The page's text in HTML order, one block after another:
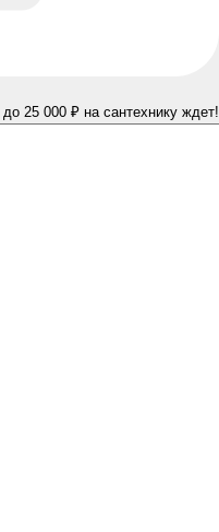
25 000 ₽ на сантехнику ждет!